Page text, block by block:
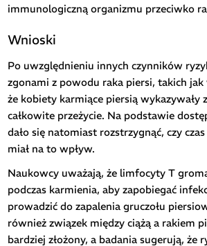
immunologiczną organizmu przeciwko
Wnioski
Po uwzględnieniu innych czynników
zgonami z powodu raka piersi, takich jak
że kobiety karmiące piersią wykazywały
całkowite przeżycie. Na podstawie
dało się natomiast rozstrzygnąć, czy
miał na to wpływ.
Naukowcy uważają, że limfocyty T
podczas karmienia, aby zapobiegać
prowadzić do zapalenia gruczołu
również związek między ciążą a rakiem
bardziej złożony, a badania sugerują, że